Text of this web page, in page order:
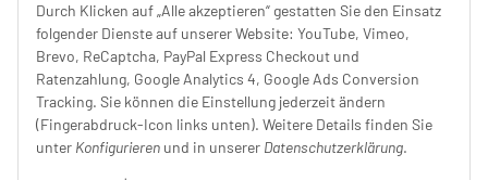
Durch Klicken auf „Alle akzeptieren“ gestatten Sie den Einsatz
folgender Dienste auf unserer Website: YouTube, Vimeo,
Brevo, ReCaptcha, PayPal Express Checkout und
Ratenzahlung, Google Analytics 4, Google Ads Conversion
Tracking. Sie können die Einstellung jederzeit ändern
(Fingerabdruck-Icon links unten). Weitere Details finden Sie
unter Konfigurieren und in unserer Datenschutzerklärung.
Samstag:
10 - 14 Uhr
Unser Service
Rechtliches